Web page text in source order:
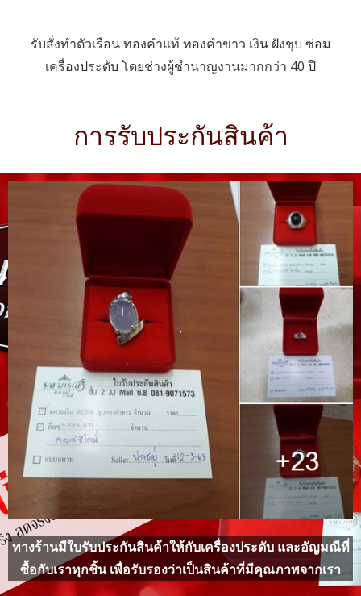
รับสั่งทำตัวเรือน ทองคำแท้ ทองคำขาว เงิน ฝังชุบ ซ่อม
เครื่องประดับ โดยช่างผู้ชำนาญงานมากกว่า 40 ปี
การรับประกันสินค้า
ทางร้านมีใบรับประกันสินค้าให้กับเครื่องประดับ และอัญมณีที่
ซื้อกับเราทุกชิ้น เพื่อรับรองว่าเป็นสินค้าที่มีคุณภาพจากเรา